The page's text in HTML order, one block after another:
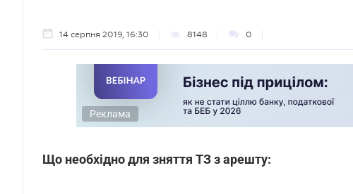
14 серпня 2019, 16:30 8148 0
Реклама
Що необхідно для зняття ТЗ з арешту: